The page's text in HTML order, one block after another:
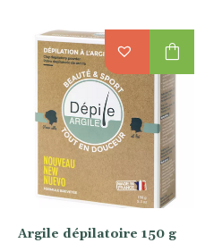
Argile dépilatoire 150 g
shopping_bag